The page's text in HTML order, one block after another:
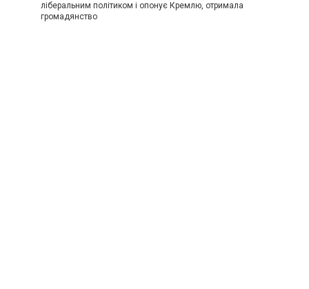
ліберальним політиком і опонує Кремлю, отримала
громадянство